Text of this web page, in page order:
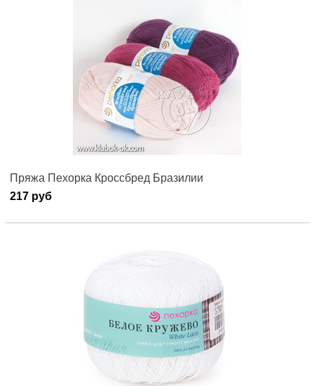
Пряжа Пехорка Кроссбред Бразилии
217 руб